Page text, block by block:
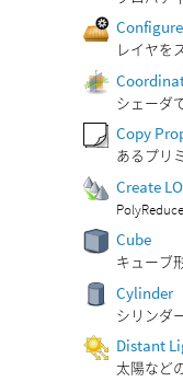
レイヤを
シェーダ
Copy
あるプリ
Create
Cube
キューブ
Cylinder
シリンダ
Distant
太陽など